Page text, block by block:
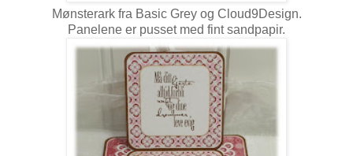
Mønsterark fra Basic Grey og Cloud9Design.
Panelene er pusset med fint sandpapir.